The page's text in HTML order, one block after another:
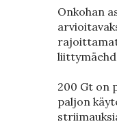
Onkohan
200 Gt on
paljon